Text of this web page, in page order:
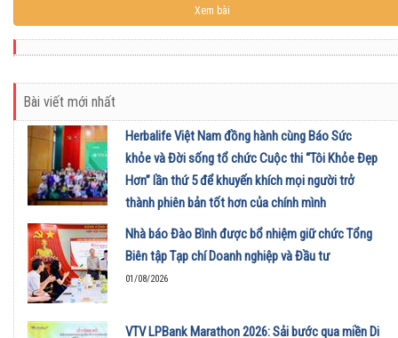
Bài viết mới nhất
Herbalife Việt Nam đồng hành cùng Báo Sức
khỏe và Đời sống tổ chức Cuộc thi “Tôi Khỏe Đẹp
Hơn” lần thứ 5 để khuyến khích mọi người trở
thành phiên bản tốt hơn của chính mình
01/08/2026
Nhà báo Đào Bình được bổ nhiệm giữ chức Tổng
Biên tập Tạp chí Doanh nghiệp và Đầu tư
01/08/2026
VTV LPBank Marathon 2026: Sải bước qua miền Di